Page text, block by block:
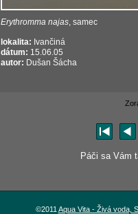
Erythromma najas, samec
lokalita: Ivančiná
dátum: 15.06.05
autor: Dušan Šácha
Páči sa Vám
©2011 Aqua Vita - Živá voda,